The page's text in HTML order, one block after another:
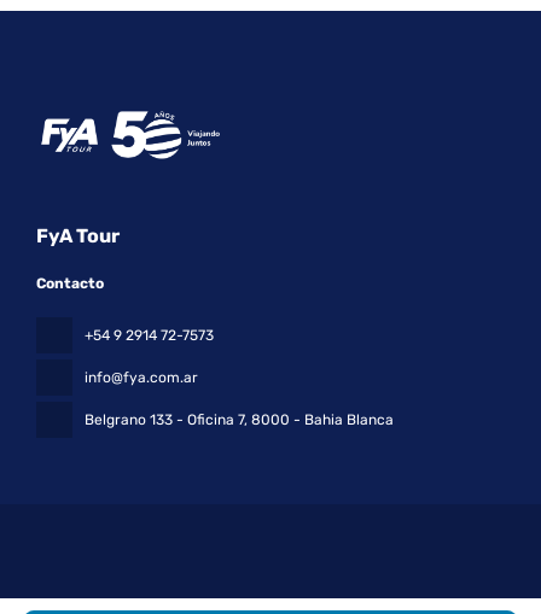
FyA Tour
Contacto
+54 9 2914 72-7573
info@fya.com.ar
Belgrano 133 - Oficina 7, 8000 - Bahia Blanca